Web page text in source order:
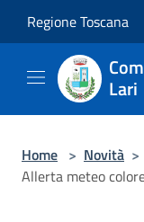
Regione Toscana
Lari
Home > Novità >
Allerta meteo